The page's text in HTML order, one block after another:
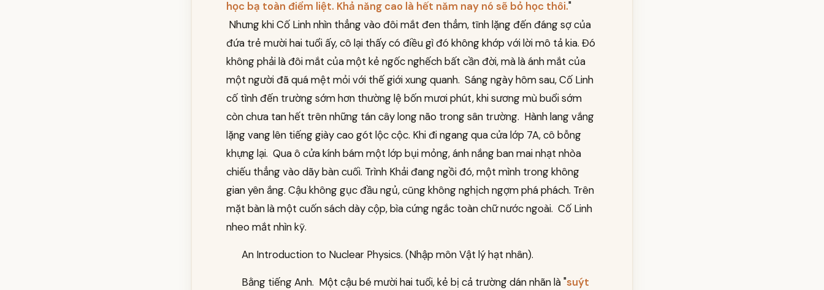
học bạ toàn điểm liệt. Khả năng cao là hết năm nay nó sẽ bỏ học thôi."
Nhưng khi Cố Linh nhìn thẳng vào đôi mắt đen thẳm, tĩnh lặng đến đáng sợ của
đứa trẻ mười hai tuổi ấy, cô lại thấy có điều gì đó không khớp với lời mô tả kia. Đó
không phải là đôi mắt của một kẻ ngốc nghếch bất cần đời, mà là ánh mắt của
một người đã quá mệt mỏi với thế giới xung quanh. Sáng ngày hôm sau, Cố Linh
cố tình đến trường sớm hơn thường lệ bốn mươi phút, khi sương mù buổi sớm
còn chưa tan hết trên những tán cây long não trong sân trường. Hành lang vắng
lặng vang lên tiếng giày cao gót lộc cộc. Khi đi ngang qua cửa lớp 7A, cô bỗng
khựng lại. Qua ô cửa kính bám một lớp bụi mỏng, ánh nắng ban mai nhạt nhòa
chiếu thẳng vào dãy bàn cuối. Trình Khải đang ngồi đó, một mình trong không
gian yên ắng. Cậu không gục đầu ngủ, cũng không nghịch ngợm phá phách. Trên
mặt bàn là một cuốn sách dày cộp, bìa cứng ngắc toàn chữ nước ngoài. Cố Linh
nheo mắt nhìn kỹ.
An Introduction to Nuclear Physics. (Nhập môn Vật lý hạt nhân).
Bằng tiếng Anh. Một cậu bé mười hai tuổi, kẻ bị cả trường dán nhãn là "suýt